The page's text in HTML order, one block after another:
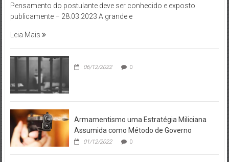
Pensamento do postulante deve ser conhecido e exposto
publicamente – 28.03.2023 A grande e
Leia Mais
06/12/2022 0
Armamentismo uma Estratégia Miliciana
Assumida como Método de Governo
01/12/2022 0